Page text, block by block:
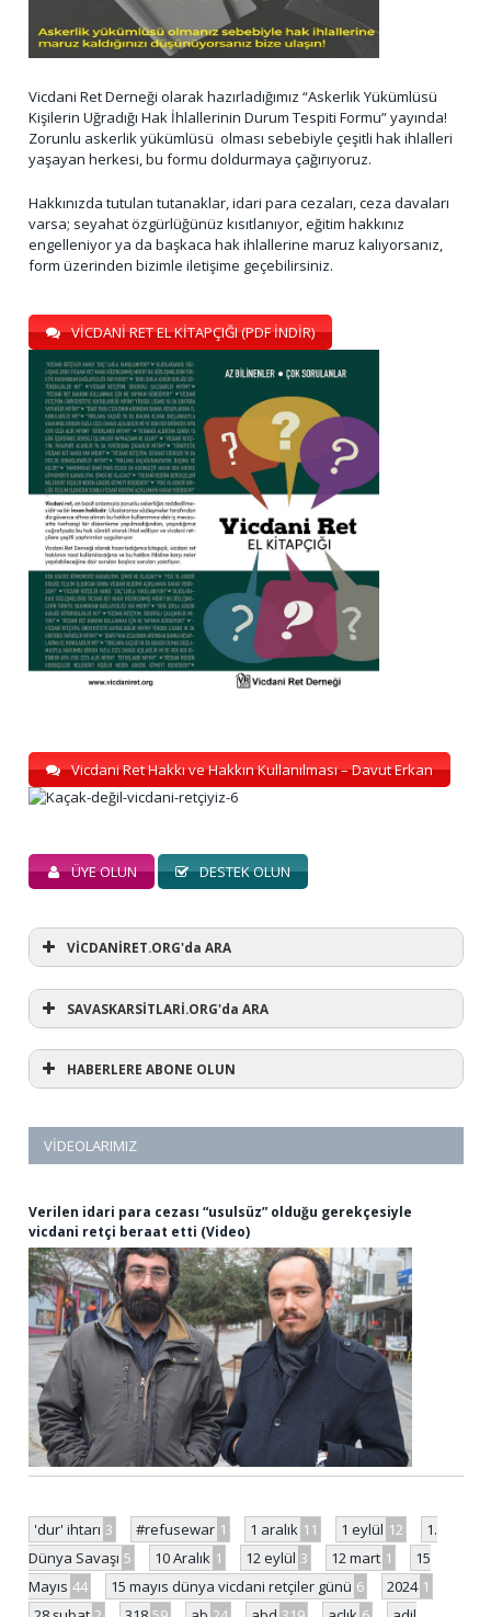
Vicdani Ret Derneği olarak hazırladığımız “Askerlik Yükümlüsü
Kişilerin Uğradığı Hak İhlallerinin Durum Tespiti Formu” yayında!
Zorunlu askerlik yükümlüsü olması sebebiyle çeşitli hak ihlalleri
yaşayan herkesi, bu formu doldurmaya çağırıyoruz.
Hakkınızda tutulan tutanaklar, idari para cezaları, ceza davaları
varsa; seyahat özgürlüğünüz kısıtlanıyor, eğitim hakkınız
engelleniyor ya da başkaca hak ihlallerine maruz kalıyorsanız,
form üzerinden bizimle iletişime geçebilirsiniz.
VİCDANİ RET EL KİTAPÇIĞI (PDF İNDİR)
Vicdani Ret Hakkı ve Hakkın Kullanılması – Davut Erkan
ÜYE OLUN DESTEK OLUN
VİCDANİRET.ORG'da ARA
SAVASKARSİTLARİ.ORG'da ARA
HABERLERE ABONE OLUN
VIDEOLARIMIZ
Verilen idari para cezası “usulsüz” olduğu gerekçesiyle
vicdani retçi beraat etti (Video)
'dur' ihtarı 3 #refusewar 1 1 aralık 11 1 eylül 12
1.
Dünya Savaşı 5 10 Aralık 1 12 eylül 3 12 mart 1
15
Mayıs 44 15 mayıs dünya vicdani retçiler günü 6 2024 1